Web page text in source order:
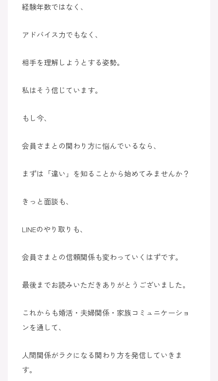
経験年数ではなく、
アドバイス力でもなく、
相手を理解しようとする姿勢。
私はそう信じています。
もし今、
会員さまとの関わり方に悩んでいるなら、
まずは「違い」を知ることから始めてみませんか？
きっと面談も、
LINEのやり取りも、
会員さまとの信頼関係も変わっていくはずです。
最後までお読みいただきありがとうございました。
これからも婚活・夫婦関係・家族コミュニケーショ
ンを通して、
人間関係がラクになる関わり方を発信していきま
す。